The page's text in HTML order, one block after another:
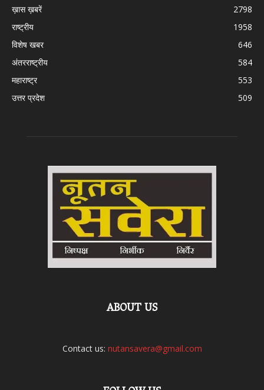
ख़ास ख़बरें
2798
राष्ट्रीय
1958
विशेष खबर
646
अंतरराष्ट्रीय
584
महाराष्ट्र
553
उत्तर प्रदेश
509
ABOUT US
Contact us: nutansavera@gmail.com